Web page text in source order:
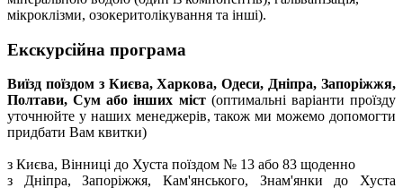
мікроклізми, озокеритолікування та інші).
Екскурсійна програма
Виїзд поїздом з Києва, Харкова, Одеси, Дніпра, Запоріжжя,
Полтави, Сум або інших міст (оптимальні варіанти проїзду
уточнюйте у наших менеджерів, також ми можемо допомогти
придбати Вам квитки)
з Києва, Вінниці до Хуста поїздом № 13 або 83 щоденно
з Дніпра, Запоріжжя, Кам'янського, Знам'янки до Хуста